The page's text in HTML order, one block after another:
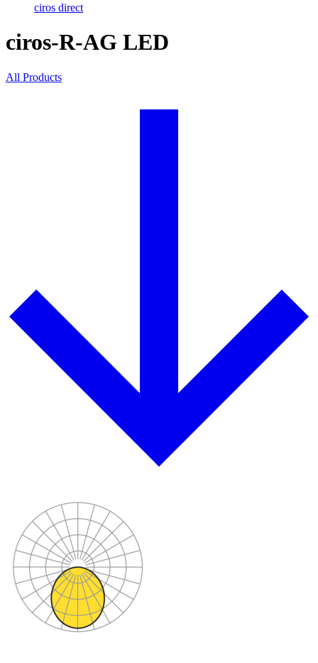
ciros direct
ciros-R-AG LED
All Products